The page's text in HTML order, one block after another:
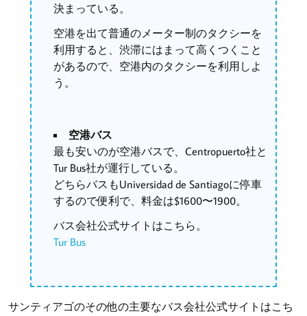
決まっている。
空港を出て普通のメーター制のタクシーを
利用すると、渋滞にはまって高くつくこと
があるので、空港内のタクシーを利用しよ
う。
空港バス
最も安いのが空港バスで、Centropuerto社と
Tur Bus社が運行している。
どちらバスもUniversidad de Santiagoに停車
するので便利で、料金は$1600〜1900。
バス会社公式サイトはこちら。
Tur Bus
サンティアゴのその他の主要なバス会社公式サイトはこち